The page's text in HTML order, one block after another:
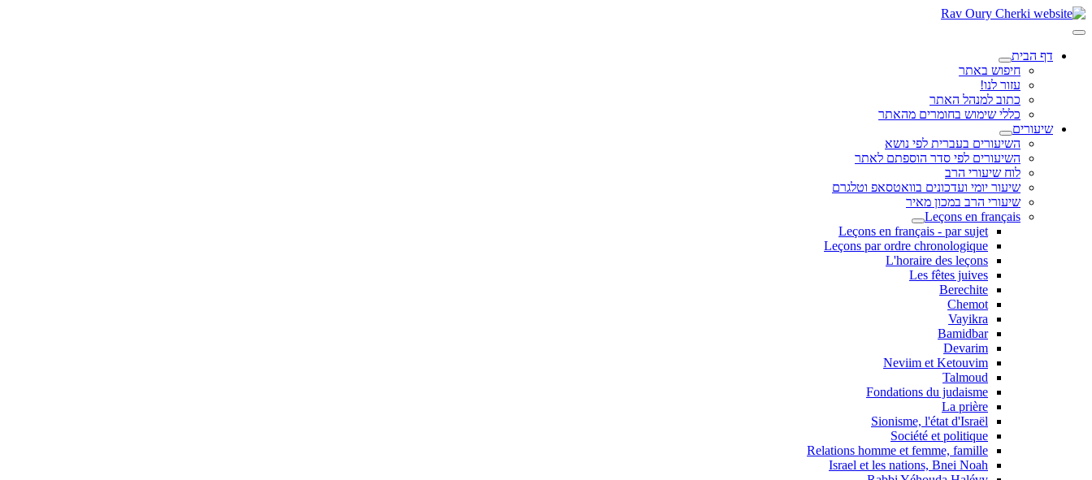
דף הבית
חיפוש באתר
עזור לנו!
כתוב למנהל האתר
כללי שימוש בחומרים מהאתר
שיעורים
השיעורים בעברית לפי נושא
השיעורים לפי סדר הוספתם לאתר
לוח שיעורי הרב
שיעור יומי ועדכונים בוואטסאפ וטלגרם
שיעורי הרב במכון מאיר
Leçons en français
Leçons en français - par sujet
Leçons par ordre chronologique
L'horaire des leçons
Les fêtes juives
Berechite
Chemot
Vayikra
Bamidbar
Devarim
Neviim et Ketouvim
Talmoud
Fondations du judaisme
La prière
Sionisme, l'état d'Israël
Société et politique
Relations homme et femme, famille
Israel et les nations, Bnei Noah